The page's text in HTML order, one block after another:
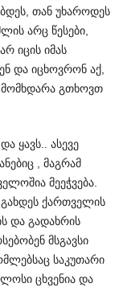
თან უხაროდეს
არც წესები,
იცის იმას
და იცხოვრონ აქ,
მომხდარა გთხოვთ
ყავს.. ასევე
, მაგრამ
მეეჭვება.
ქართველის
და გადახრის
მსგავსი
საკუთარი
ცხვენია და